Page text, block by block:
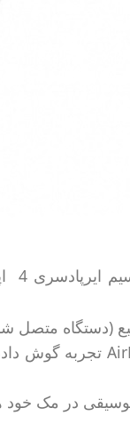
رونمایی شد. گوشی‌های این هدفون
(دستگاه متصل